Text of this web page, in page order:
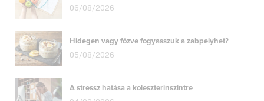
06/08/2026
Hidegen vagy főzve fogyasszuk a zabpelyhet?
05/08/2026
A stressz hatása a koleszterinszintre